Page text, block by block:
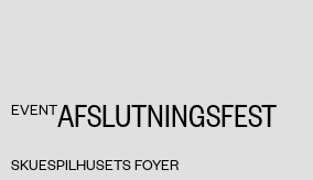
EVENTAFSLUTNINGSFEST
SKUESPILHUSETS FOYER